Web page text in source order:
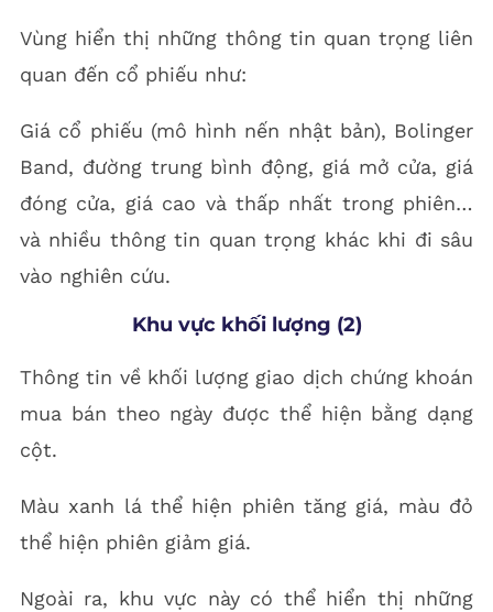
Vùng hiển thị những thông tin quan trọng liên
quan đến cổ phiếu như:
Giá cổ phiếu (mô hình nến nhật bản), Bolinger
Band, đường trung bình động, giá mở cửa, giá
đóng cửa, giá cao và thấp nhất trong phiên…
và nhiều thông tin quan trọng khác khi đi sâu
vào nghiên cứu.
Khu vực khối lượng (2)
Thông tin về khối lượng giao dịch chứng khoán
mua bán theo ngày được thể hiện bằng dạng
cột.
Màu xanh lá thể hiện phiên tăng giá, màu đỏ
thể hiện phiên giảm giá.
Ngoài ra, khu vực này có thể hiển thị những